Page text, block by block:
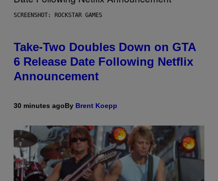
SCREENSHOT: ROCKSTAR GAMES
Take-Two Doubles Down on GTA
6 Release Date Following Netflix
Announcement
30 minutes agoBy Brent Koepp